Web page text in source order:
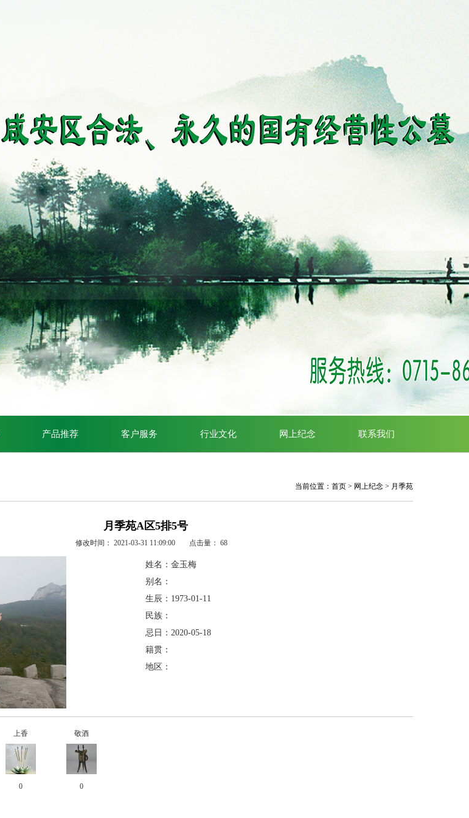
产品推荐 客户服务 行业文化 网上纪念 联系我们
当前位置： 首页 > 网上纪念 > 月季苑
月季苑A区5排5号
修改时间： 2021-03-31 11:09:00 点击量： 68
姓名：金玉梅
别名：
生辰：1973-01-11
民族：
忌日：2020-05-18
籍贯：
地区：
上香
0
敬酒
0